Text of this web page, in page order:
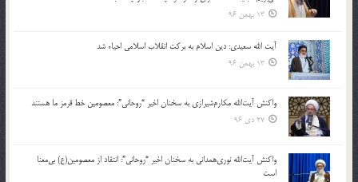
13 بهمن 96
آیت الله سعیدی: دین اسلام به برکت انقلاب اسلامی احیاء شد
13 بهمن 96
واکنش آیت‌الله مکارم‌شیرازی به سخنان اخیر “روحانی”: معصومین خط قرمز ما هستند
27 دی 96
واکنش آیت‌الله نوری‌همدانی به سخنان اخیر “روحانی”: انتقاد از معصومین(ع) بی‌معنا
است